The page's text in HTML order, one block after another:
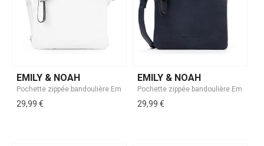
EMILY & NOAH
29,99 €
EMILY & NOAH
29,99 €